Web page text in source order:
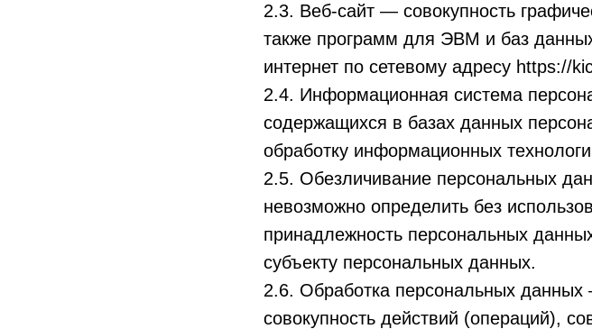
2.3. Веб-сайт — совокупность
также программ для ЭВМ и баз
интернет по сетевому адресу https://
2.4. Информационная система
содержащихся в базах данных
обработку информационных
2.5. Обезличивание персональных
невозможно определить без
принадлежность персональных
субъекту персональных данных.
2.6. Обработка персональных
совокупность действий (операций),